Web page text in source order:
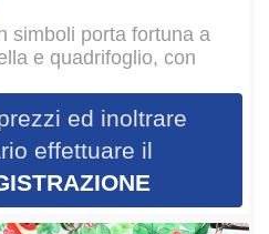
simboli porta fortuna a
e quadrifoglio, con
ed inoltrare
effettuare il